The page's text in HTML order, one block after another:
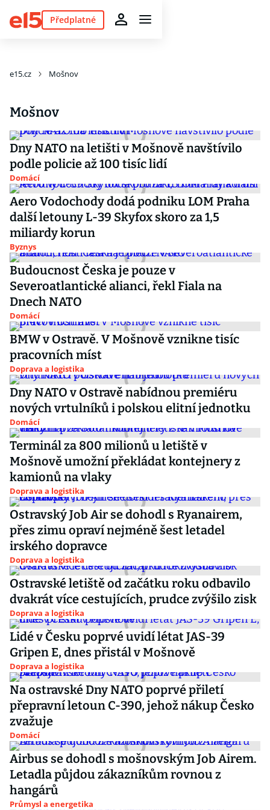
Předplatné
e15.cz Mošnov
Mošnov
Dny NATO na letišti v Mošnově navštívilo
podle policie až 100 tisíc lidí
Domácí
Aero Vodochody dodá podniku LOM Praha
další letouny L-39 Skyfox skoro za 1,5
miliardy korun
Byznys
Budoucnost Česka je pouze v
Severoatlantické alianci, řekl Fiala na
Dnech NATO
Domácí
BMW v Ostravě. V Mošnově vznikne tisíc
pracovních míst
Doprava a logistika
Dny NATO v Ostravě nabídnou premiéru
nových vrtulníků i polskou elitní jednotku
Domácí
Terminál za 800 milionů u letiště v
Mošnově umožní překládat kontejnery z
kamionů na vlaky
Doprava a logistika
Ostravský Job Air se dohodl s Ryanairem,
přes zimu opraví nejméně šest letadel
irského dopravce
Doprava a logistika
Ostravské letiště od začátku roku odbavilo
dvakrát více cestujících, prudce zvýšilo zisk
Doprava a logistika
Lidé v Česku poprvé uvidí létat JAS-39
Gripen E, dnes přistál v Mošnově
Doprava a logistika
Na ostravské Dny NATO poprvé přiletí
přepravní letoun C-390, jehož nákup Česko
zvažuje
Domácí
Airbus se dohodl s mošnovským Job Airem.
Letadla půjdou zákazníkům rovnou z
hangárů
Průmysl a energetika